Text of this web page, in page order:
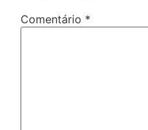
Comentário *